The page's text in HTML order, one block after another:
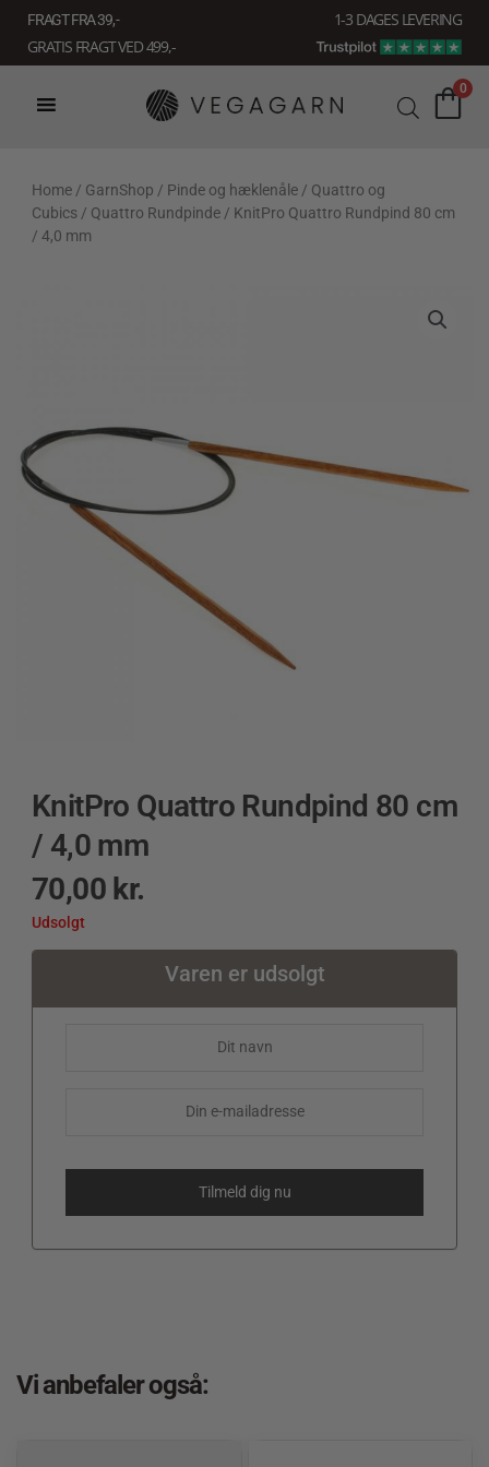
indholdet
FRAGT FRA 39, -
1-3 DAGES LEVERING
GRATIS FRAGT VED 499,-
0
Home / GarnShop / Pinde og hæklenåle / Quattro og
Cubics / Quattro Rundpinde / KnitPro Quattro Rundpind 80 cm
/ 4,0 mm
KnitPro Quattro Rundpind 80 cm
/ 4,0 mm
70,00 kr.
Udsolgt
Varen er udsolgt
Vi anbefaler også: